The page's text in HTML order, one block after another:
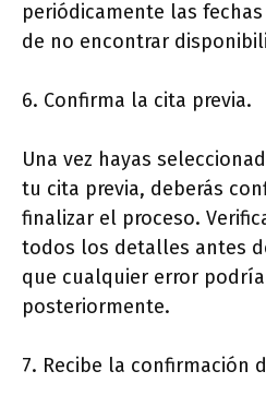
periódicamente las
de no encontrar
6. Confirma la cita previa.
Una vez hayas
tu cita previa, deberás
finalizar el proceso.
todos los detalles antes
que cualquier error
posteriormente.
7. Recibe la confirmación